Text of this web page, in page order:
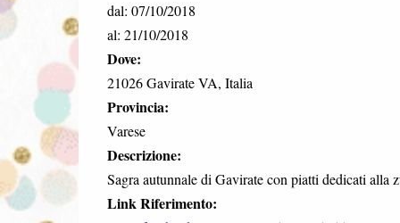
dal: 07/10/2018
al: 21/10/2018
Dove:
21026 Gavirate VA, Italia
Provincia:
Varese
Descrizione:
Sagra autunnale di Gavirate con piatti dedicati alla
Link Riferimento: